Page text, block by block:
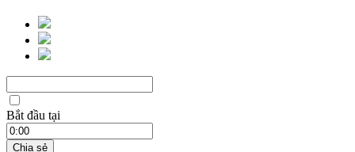
Bắt đầu tại
Chia sẻ